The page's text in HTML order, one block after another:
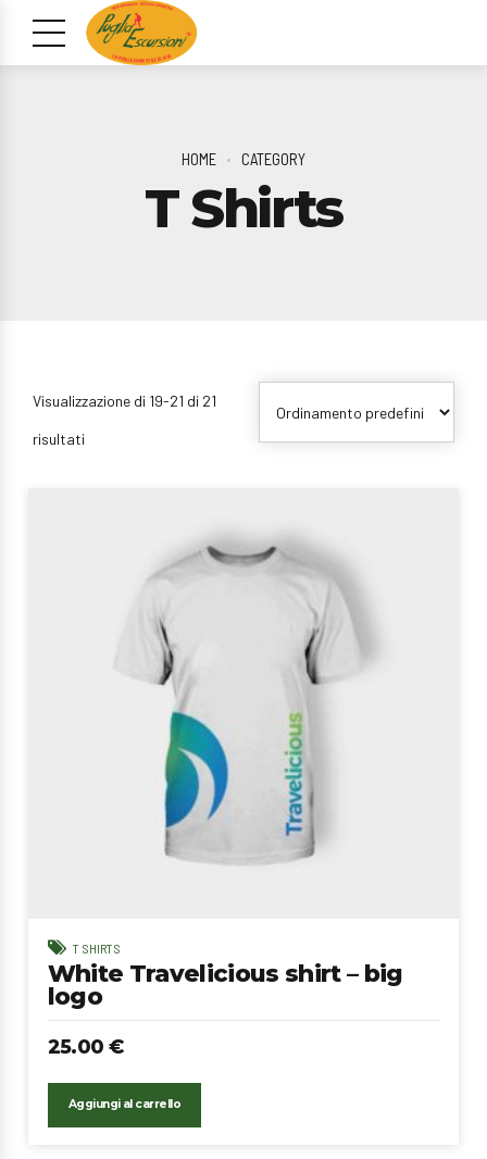
HOME CATEGORY
T Shirts
Visualizzazione di 19-21 di 21
risultati
T SHIRTS
White Travelicious shirt – big
logo
25.00€
Aggiungi al carrello